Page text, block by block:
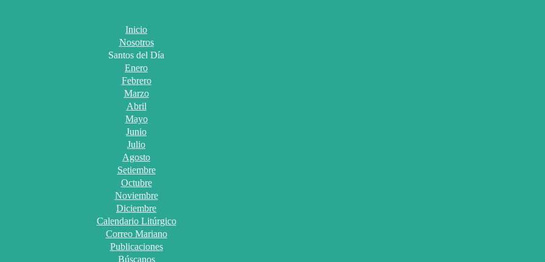
Inicio
Nosotros
Santos del Día
Enero
Febrero
Marzo
Abril
Mayo
Junio
Julio
Agosto
Setiembre
Octubre
Noviembre
Diciembre
Calendario Litúrgico
Correo Mariano
Publicaciones
Búscanos